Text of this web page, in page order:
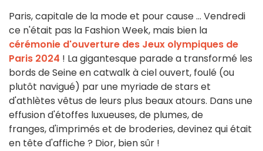
Paris, capitale de la mode et pour cause ... Vendredi
ce n'était pas la Fashion Week, mais bien la
cérémonie d'ouverture des Jeux olympiques de
Paris 2024 ! La gigantesque parade a transformé les
bords de Seine en catwalk à ciel ouvert, foulé (ou
plutôt navigué) par une myriade de stars et
d'athlètes vêtus de leurs plus beaux atours. Dans une
effusion d'étoffes luxueuses, de plumes, de
franges, d'imprimés et de broderies, devinez qui était
en tête d'affiche ? Dior, bien sûr !